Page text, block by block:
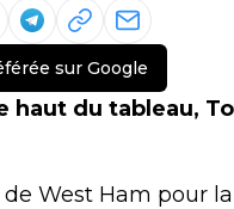
sur Google
haut du tableau,
West Ham pour